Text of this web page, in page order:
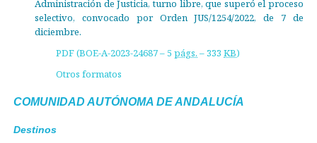
Administración de Justicia, turno libre, que superó el proceso
selectivo, convocado por Orden JUS/1254/2022, de 7 de
diciembre.
PDF (BOE-A-2023-24687 – 5págs. – 333KB)
Otros formatos
COMUNIDAD AUTÓNOMA DE ANDALUCÍA
Destinos